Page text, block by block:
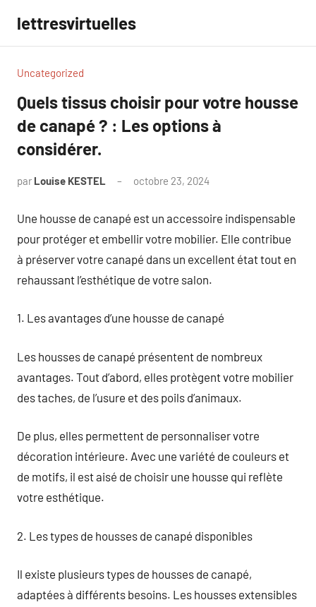
contenu
lettresvirtuelles
Uncategorized
Quels tissus choisir pour votre housse
de canapé ? : Les options à
considérer.
par Louise KESTEL octobre 23, 2024
Une housse de canapé est un accessoire indispensable
pour protéger et embellir votre mobilier. Elle contribue
à préserver votre canapé dans un excellent état tout en
rehaussant l’esthétique de votre salon.
1. Les avantages d’une housse de canapé
Les housses de canapé présentent de nombreux
avantages. Tout d’abord, elles protègent votre mobilier
des taches, de l’usure et des poils d’animaux.
De plus, elles permettent de personnaliser votre
décoration intérieure. Avec une variété de couleurs et
de motifs, il est aisé de choisir une housse qui reflète
votre esthétique.
2. Les types de housses de canapé disponibles
Il existe plusieurs types de housses de canapé,
adaptées à différents besoins. Les housses extensibles